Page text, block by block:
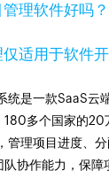
理软件好吗？
适用于软件
统是一款SaaS云
180多个国家的20
管理项目进度、
协作能力，保障